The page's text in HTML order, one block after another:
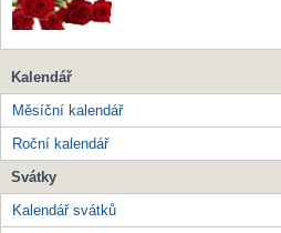
Kalendář
Měsíční kalendář
Roční kalendář
Svátky
Kalendář svátků